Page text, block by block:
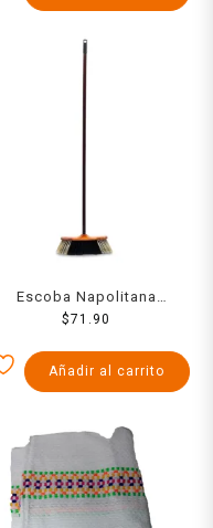
Escoba Napolitana
Interiores
$71.90
Añadir al carrito